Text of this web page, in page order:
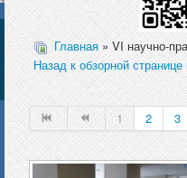
Главная» VI научно-
Назад к обзорной странице
1 2 3